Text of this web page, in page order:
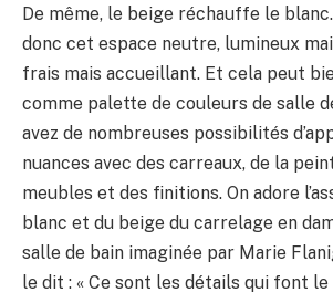
De même, le beige réchauffe le
donc cet espace neutre, lumineux
frais mais accueillant. Et cela peut
comme palette de couleurs de salle
avez de nombreuses possibilités
nuances avec des carreaux, de la
meubles et des finitions. On adore
blanc et du beige du carrelage en
salle de bain imaginée par Marie
le dit : « Ce sont les détails qui font